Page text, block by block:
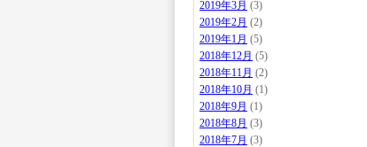
2019年3月 (3)
2019年2月 (2)
2019年1月 (5)
2018年12月 (5)
2018年11月 (2)
2018年10月 (1)
2018年9月 (1)
2018年8月 (3)
2018年7月 (3)